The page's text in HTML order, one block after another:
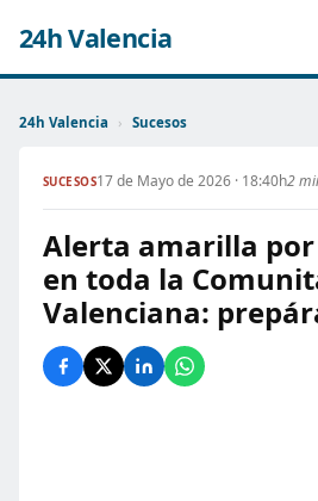
24h Valencia
24h Valencia › Sucesos
SUCESOS17 de Mayo de 2026 · 18:40h2
Alerta amarilla
en toda la
Valenciana: